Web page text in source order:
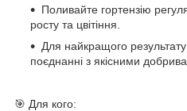
Поливайте гортензію
росту та цвітіння.
Для найкращого
поєднанні з якісними
🎯 Для кого: